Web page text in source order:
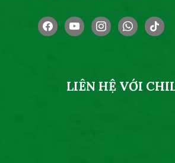
facebookyoutubeinstagramwhatsapp
tiktok
LIÊN HỆ VỚI